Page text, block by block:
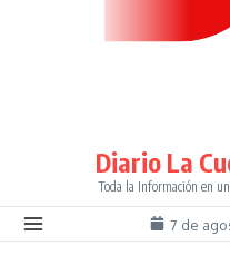
Diario La
Toda la Información en
7 de